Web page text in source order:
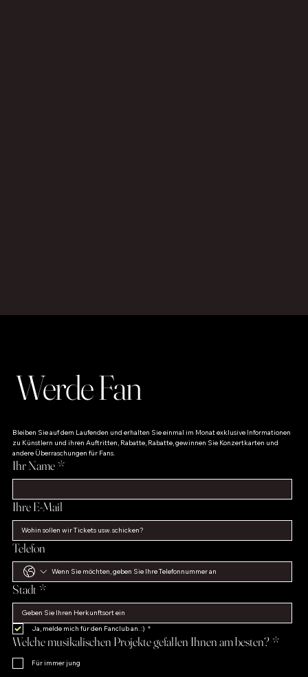
Werde Fan
Bleiben Sie auf dem Laufenden und erhalten Sie einmal im Monat exklusive Informationen
zu Künstlern und ihren Auftritten, Rabatte, Rabatte, gewinnen Sie Konzertkarten und
andere Überraschungen für Fans.
Ihr Name *
Ihre E-Mail
Telefon
Stadt *
Ja, melde mich für den Fanclub an. :) *
Welche musikalischen Projekte gefallen Ihnen am besten? *
Für immer jung